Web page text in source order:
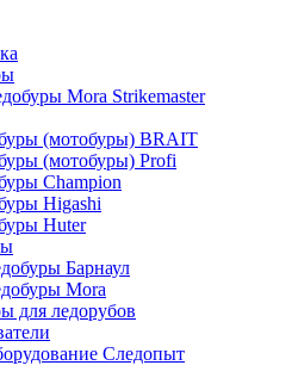
Mora Strikemaster
(мотобуры) BRAIT
(мотобуры) Profi
Champion
Higashi
Huter
Барнаул
Mora
для ледорубов
Следопыт